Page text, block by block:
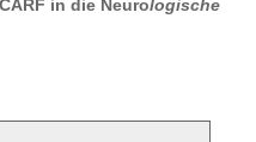
in die Neurologische